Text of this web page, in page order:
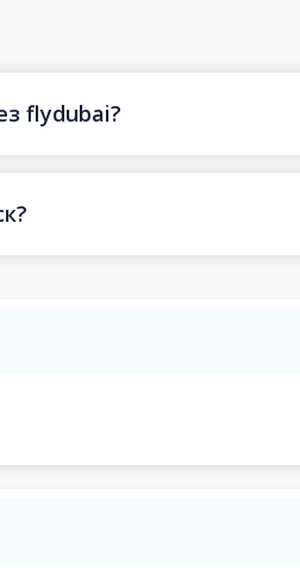
flydubai?